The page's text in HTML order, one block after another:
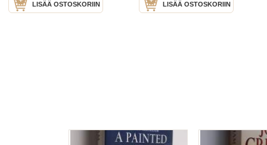
LISÄÄ OSTOSKORIIN LISÄÄ OSTOSKORIIN